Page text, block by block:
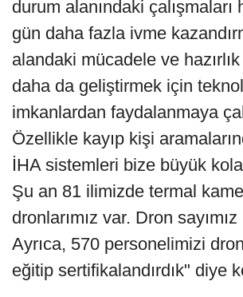
durum alanındaki çalışmaları
gün daha fazla ivme
alandaki mücadele ve
daha da geliştirmek için
imkanlardan faydalanmaya
Özellikle kayıp kişi
İHA sistemleri bize büyük
Şu an 81 ilimizde termal
dronlarımız var. Dron
Ayrıca, 570 personelimizi
eğitip sertifikalandırdık" diye